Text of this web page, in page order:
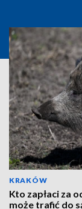
KRAKÓW
Kto zapłaci za
może trafić do